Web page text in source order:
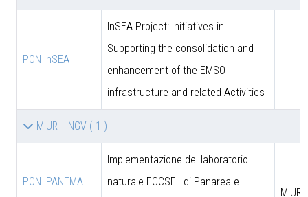
PON InSEA
InSEA Project: Initiatives in
Supporting the consolidation and
enhancement of the EMSO
infrastructure and related Activities
MIUR - INGV ( 1 )
PON IPANEMA
Implementazione del laboratorio
naturale ECCSEL di Panarea e
MIUR